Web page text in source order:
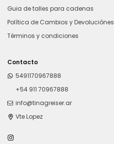
Guia de talles para cadenas
Política de Cambios y Devoluciónes
Términos y condiciones
Contacto
5491170967888
+54 911 70967888
info@tinagreiser.ar
Vte Lopez